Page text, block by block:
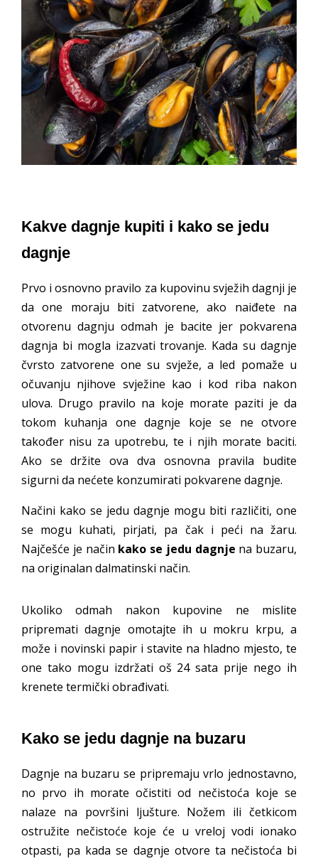
Kakve dagnje kupiti i kako se jedu
dagnje
Prvo i osnovno pravilo za kupovinu svježih dagnji je
da one moraju biti zatvorene, ako naiđete na
otvorenu dagnju odmah je bacite jer pokvarena
dagnja bi mogla izazvati trovanje. Kada su dagnje
čvrsto zatvorene one su svježe, a led pomaže u
očuvanju njihove svježine kao i kod riba nakon
ulova. Drugo pravilo na koje morate paziti je da
tokom kuhanja one dagnje koje se ne otvore
također nisu za upotrebu, te i njih morate baciti.
Ako se držite ova dva osnovna pravila budite
sigurni da nećete konzumirati pokvarene dagnje.
Načini kako se jedu dagnje mogu biti različiti, one
se mogu kuhati, pirjati, pa čak i peći na žaru.
Najčešće je način kako se jedu dagnje na buzaru,
na originalan dalmatinski način.
Ukoliko odmah nakon kupovine ne mislite
pripremati dagnje omotajte ih u mokru krpu, a
može i novinski papir i stavite na hladno mjesto, te
one tako mogu izdržati oš 24 sata prije nego ih
krenete termički obrađivati.
Kako se jedu dagnje na buzaru
Dagnje na buzaru se pripremaju vrlo jednostavno,
no prvo ih morate očistiti od nečistoća koje se
nalaze na površini ljušture. Nožem ili četkicom
ostružite nečistoće koje će u vreloj vodi ionako
otpasti, pa kada se dagnje otvore ta nečistoća bi